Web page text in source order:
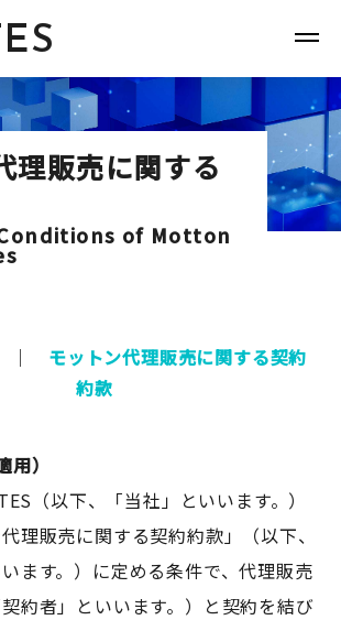
理販売に関する
of Motton
｜ モットン代理販売に関する契約
約款
）
（以下、「当社」といいます。）
理販売に関する契約約款」（以下、
います。）に定める条件で、代理販売
約者」といいます。）と契約を結び